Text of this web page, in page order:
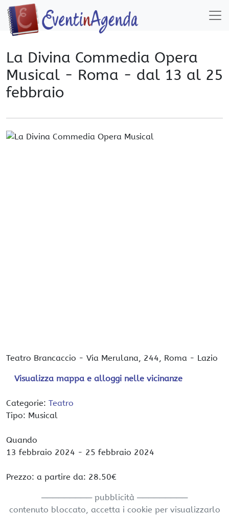
La Divina Commedia Opera
Musical - Roma - dal 13 al 25
febbraio
Teatro Brancaccio - Via Merulana, 244, Roma - Lazio
Visualizza mappa e alloggi nelle vicinanze
Categorie: Teatro
Tipo: Musical
Quando
13 febbraio 2024 - 25 febbraio 2024
Prezzo: a partire da: 28.50€
───────── pubblicità ─────────
contenuto bloccato, accetta i cookie per visualizzarlo